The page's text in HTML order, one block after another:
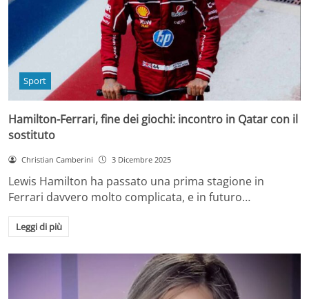
Sport
Hamilton-Ferrari, fine dei giochi: incontro in Qatar con il
sostituto
Christian Camberini 3 Dicembre 2025
Lewis Hamilton ha passato una prima stagione in
Ferrari davvero molto complicata, e in futuro…
Leggi di più